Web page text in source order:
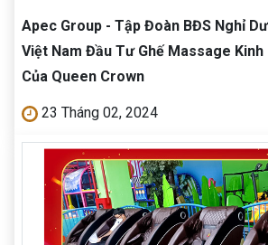
Apec Group - Tập Đoàn BĐS Nghỉ
Việt Nam Đầu Tư Ghế Massage
Của Queen Crown
23 Tháng 02, 2024